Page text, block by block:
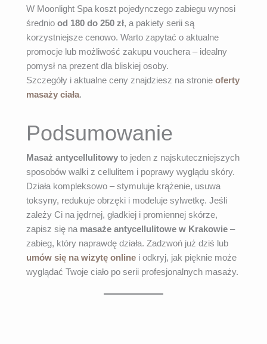
W Moonlight Spa koszt pojedynczego zabiegu wynosi
średniood 180 do 250 zł, a pakiety serii są
korzystniejsze cenowo. Warto zapytać o aktualne
promocje lub możliwość zakupu vouchera – idealny
pomysł na prezent dla bliskiej osoby.
Szczegóły i aktualne ceny znajdziesz na stronieoferty
masaży ciała.
Podsumowanie
Masaż antycellulitowy to jeden z najskuteczniejszych
sposobów walki z cellulitem i poprawy wyglądu skóry.
Działa kompleksowo – stymuluje krążenie, usuwa
toksyny, redukuje obrzęki i modeluje sylwetkę. Jeśli
zależy Ci na jędrnej, gładkiej i promiennej skórze,
zapisz się na masaże antycellulitowe w Krakowie –
zabieg, który naprawdę działa. Zadzwoń już dziś lub
umów się na wizytę online i odkryj, jak pięknie może
wyglądać Twoje ciało po serii profesjonalnych masaży.